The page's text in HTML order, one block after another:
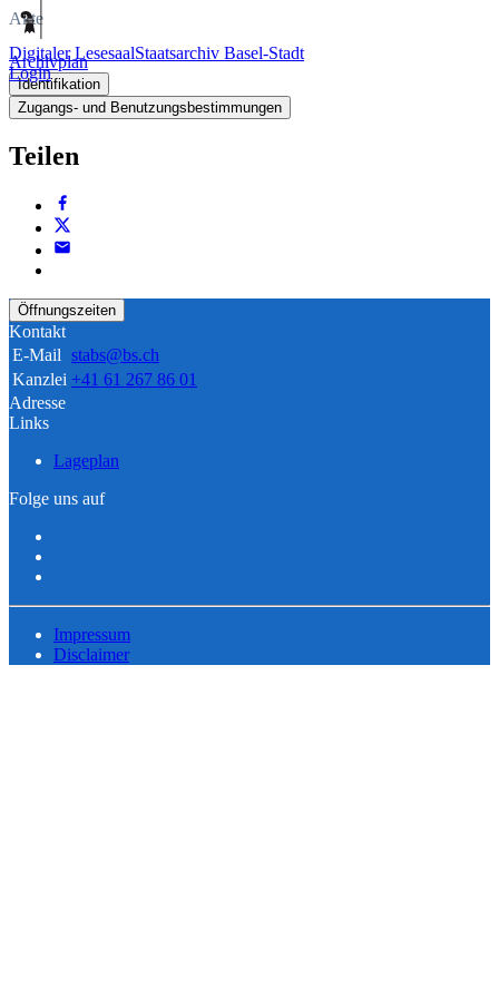
Digitaler LesesaalStaatsarchiv Basel-Stadt
Login
Akte
Archivplan
Identifikation
Zugangs- und Benutzungsbestimmungen
Teilen
Öffnungszeiten
Kontakt
E-Mail stabs@bs.ch
Kanzlei +41 61 267 86 01
Adresse
Links
Lageplan
Folge uns auf
Impressum
Disclaimer